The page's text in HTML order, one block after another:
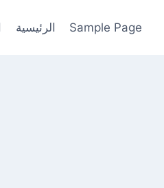
Sample Page الرئيسية